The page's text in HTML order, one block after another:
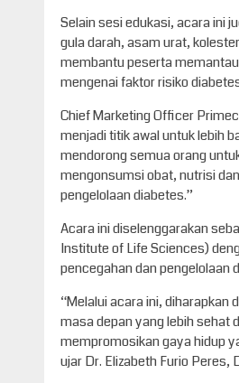
Selain sesi edukasi, acara ini
gula darah, asam urat,
membantu peserta
mengenai faktor risiko
Chief Marketing Officer
menjadi titik awal untuk lebih
mendorong semua orang
mengonsumsi obat, nutrisi
pengelolaan diabetes.”
Acara ini diselenggarakan
Institute of Life Sciences)
pencegahan dan pengelolaan
“Melalui acara ini,
masa depan yang lebih sehat
mempromosikan gaya hidup
ujar Dr. Elizabeth Furio Peres,